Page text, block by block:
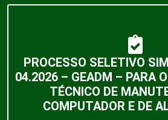
PROCESSO SELETIVO
04.2026 – GEADM – PARA
TÉCNICO DE
COMPUTADOR E DE